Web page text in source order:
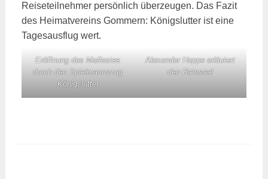
Reiseteilnehmer persönlich überzeugen. Das Fazit
des Heimatvereins Gommern: Königslutter ist eine
Tagesausflug wert.
Eröffnung des Maifestes
durch den Spielmannszug
Königslutter
Alexander Hoppe erläutert
den Ratssaal